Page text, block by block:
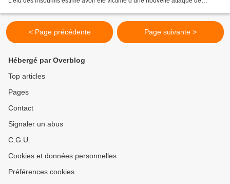
< Page précédente Page suivante >
Hébergé par Overblog
Top articles
Pages
Contact
Signaler un abus
C.G.U.
Cookies et données personnelles
Préférences cookies